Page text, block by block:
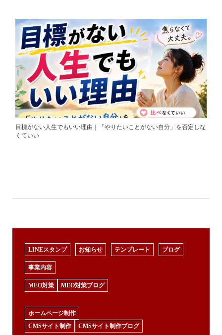
目標がない人生でもいい理由｜「やりたいことがない自分」を否定しな
くていい
LINEスタンプ お知らせ テンプレート ブログ
事業内容
MEO対策 MEO対策ブログ
ホームページ制作
CMSサイト制作
CMSサイト制作ブログ